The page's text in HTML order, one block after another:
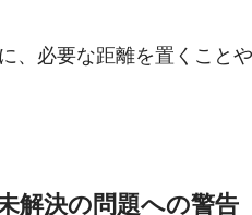
、必要な距離を置くこと
解決の問題への警告